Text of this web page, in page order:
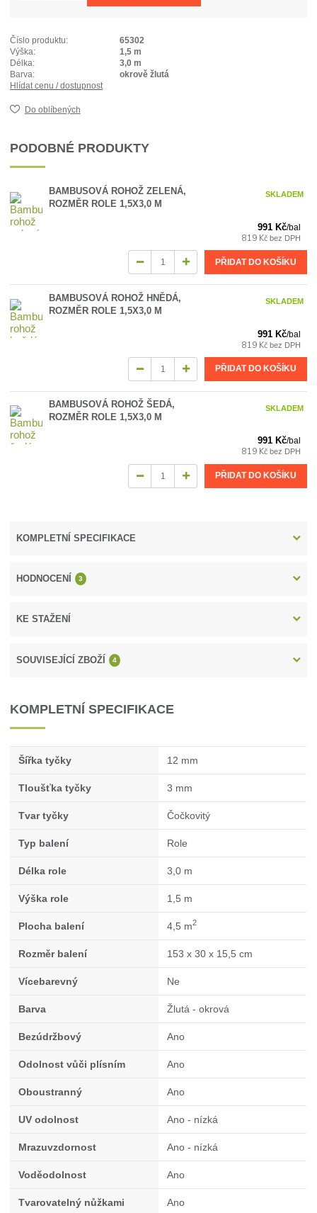
Číslo produktu:
65302
Výška:
1,5 m
Délka:
3,0 m
Barva:
okrově žlutá
Hlídat cenu / dostupnost
Do oblíbených
PODOBNÉ PRODUKTY
BAMBUSOVÁ ROHOŽ ZELENÁ,
ROZMĚR ROLE 1,5X3,0 M
991 Kč/bal
819 Kč bez DPH
SKLADEM
PŘIDAT DO KOŠÍKU
BAMBUSOVÁ ROHOŽ HNĚDÁ,
ROZMĚR ROLE 1,5X3,0 M
991 Kč/bal
819 Kč bez DPH
SKLADEM
PŘIDAT DO KOŠÍKU
BAMBUSOVÁ ROHOŽ ŠEDÁ,
ROZMĚR ROLE 1,5X3,0 M
991 Kč/bal
819 Kč bez DPH
SKLADEM
PŘIDAT DO KOŠÍKU
KOMPLETNÍ SPECIFIKACE
HODNOCENÍ 3
KE STAŽENÍ
SOUVISEJÍCÍ ZBOŽÍ 4
KOMPLETNÍ SPECIFIKACE
Šířka tyčky 12 mm
Tloušťka tyčky 3 mm
Tvar tyčky Čočkovitý
Typ balení Role
Délka role 3,0 m
Výška role 1,5 m
Plocha balení 4,5 m2
Rozměr balení 153 x 30 x 15,5 cm
Vícebarevný Ne
Barva Žlutá - okrová
Bezúdržbový Ano
Odolnost vůči plísním Ano
Oboustranný Ano
UV odolnost Ano - nízká
Mrazuvzdornost Ano - nízká
Voděodolnost Ano
Tvarovatelný nůžkami Ano